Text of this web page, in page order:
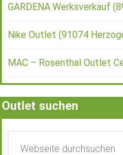
GARDENA Werksverkauf
Nike Outlet (91074
MAC – Rosenthal Outlet
Outlet suchen